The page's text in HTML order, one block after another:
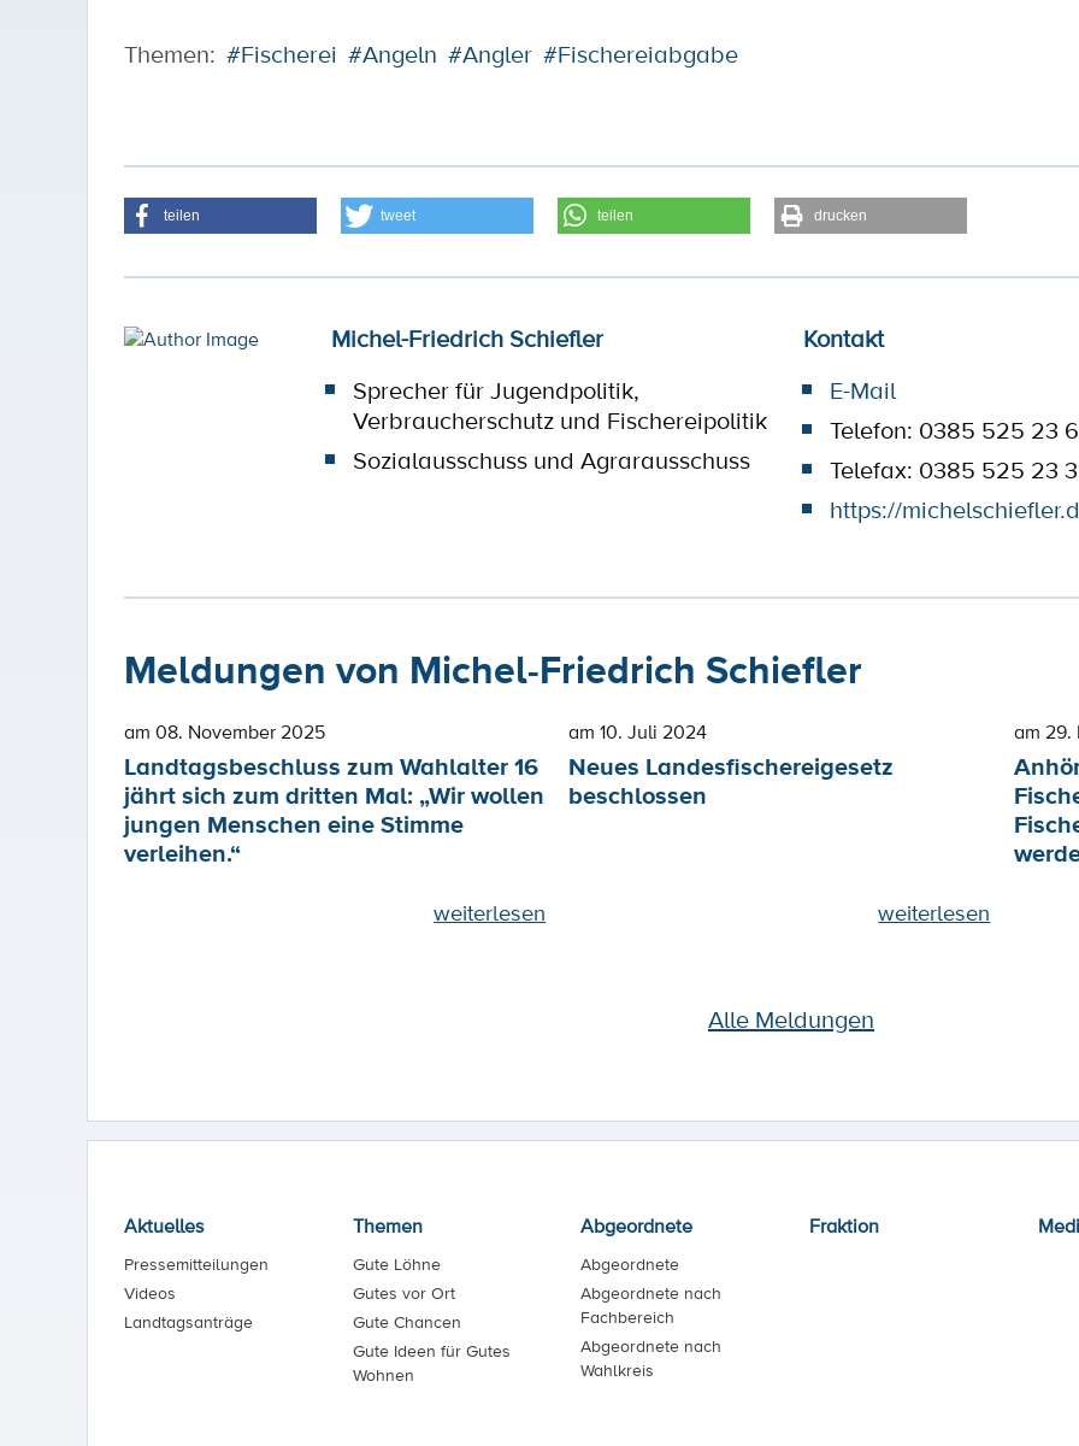
Themen: #Fischerei #Angeln #Angler #Fischereiabgabe
teilen tweet teilen drucken
Michel-Friedrich Schiefler
Kontakt
Sprecher für Jugendpolitik,
Verbraucherschutz und Fischereipolitik
Sozialausschuss und Agrarausschuss
E-Mail
Telefon: 0385 525 23
Telefax: 0385 525 23
https://
Meldungen von Michel-Friedrich Schiefler
am 08. November 2025
Landtagsbeschluss zum Wahlalter 16
jährt sich zum dritten Mal: „Wir wollen
jungen Menschen eine Stimme
verleihen.“
weiterlesen
am 10. Juli 2024
Neues Landesfischereigesetz
beschlossen
weiterlesen
am 29.
Alle Meldungen
Aktuelles
Pressemitteilungen
Videos
Landtagsanträge
Themen
Gute Löhne
Gutes vor Ort
Gute Chancen
Gute Ideen für Gutes
Wohnen
Abgeordnete
Abgeordnete
Abgeordnete nach
Fachbereich
Abgeordnete nach
Wahlkreis
Fraktion